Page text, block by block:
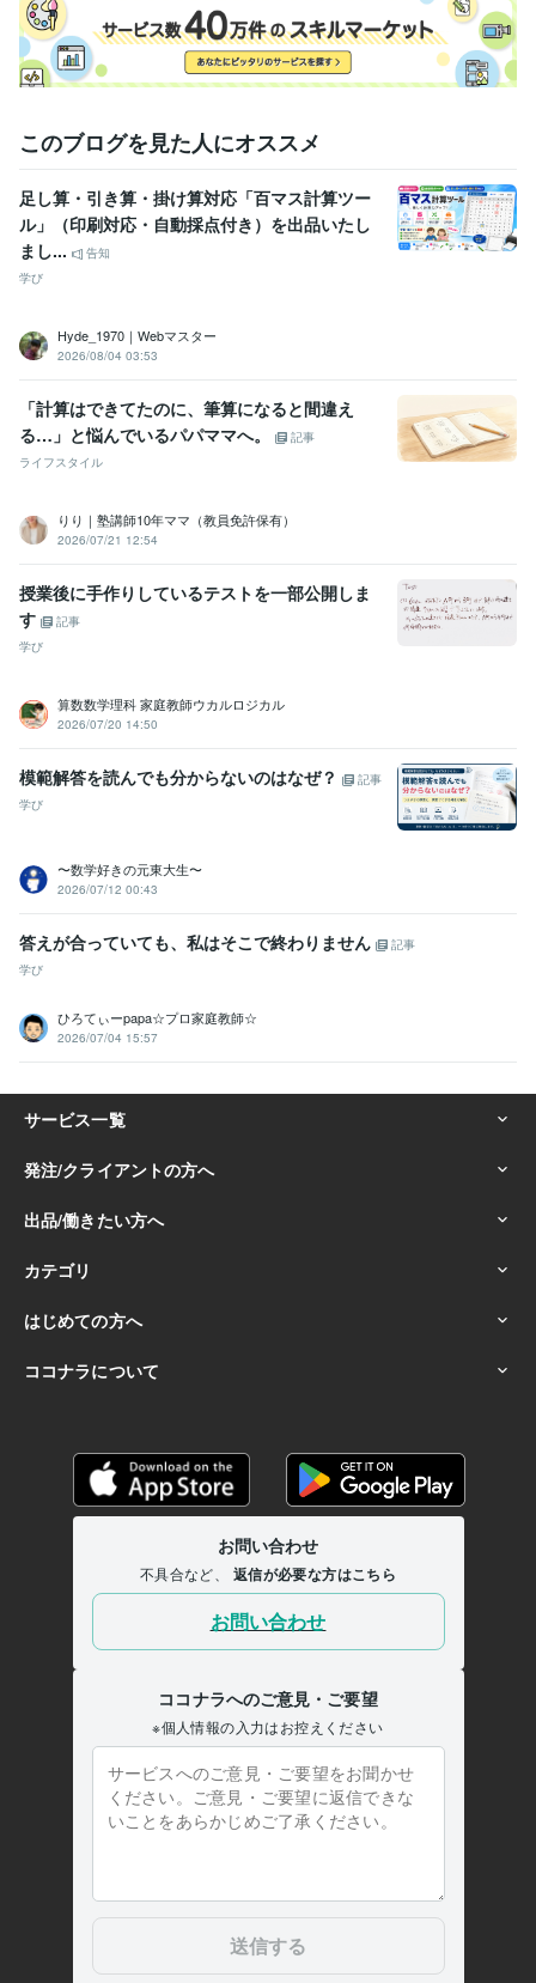
得意分野
学習指導・資格・キャリア相談
「トンビの子中学受検する」の勉強
講座
作文力のアップに！「トンビ文作室」
中学受験 中学受検 受験 受検 自宅学習 塾 偏差値 合格
勉強
学歴
同志社大学 1993年3月 ~ 1997年2月
このブログを見た人にオススメ
足し算・引き算・掛け算対応「百マス計算ツー
ル」（印刷対応・自動採点付き）を出品いたし
まし...
告知
学び
Hyde_1970｜Webマスター
2026/08/04 03:53
「計算はできてたのに、筆算になると間違え
る…」と悩んでいるパパママへ。
記事
ライフスタイル
りり｜塾講師10年ママ（教員免許保有）
2026/07/21 12:54
授業後に手作りしているテストを一部公開しま
す
記事
学び
算数数学理科 家庭教師ウカルロジカル
2026/07/20 14:50
模範解答を読んでも分からないのはなぜ？
記事
学び
〜数学好きの元東大生〜
2026/07/12 00:43
答えが合っていても、私はそこで終わりません
記事
学び
ひろてぃーpapa☆プロ家庭教師☆
2026/07/04 15:57